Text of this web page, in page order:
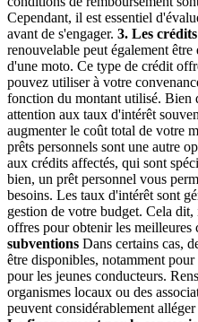
Cependant, il est essentiel
avant de s'engager. 3. Les
renouvelable peut également
d'une moto. Ce type de crédit
pouvez utiliser à votre
fonction du montant utilisé. Bien
attention aux taux d'intérêt
augmenter le coût total de votre
prêts personnels sont une autre
aux crédits affectés, qui sont
bien, un prêt personnel vous
besoins. Les taux d'intérêt sont
gestion de votre budget. Cela
offres pour obtenir les meilleures
subventions Dans certains cas,
être disponibles, notamment
pour les jeunes conducteurs.
organismes locaux ou des
peuvent considérablement